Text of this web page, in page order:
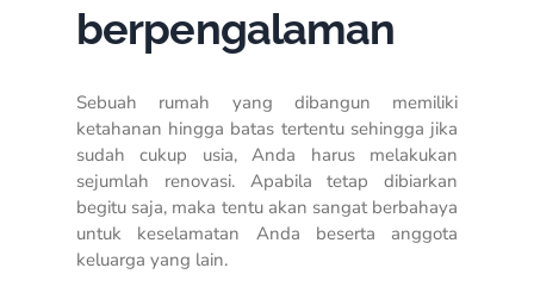
berpengalaman
Sebuah rumah yang dibangun memiliki
ketahanan hingga batas tertentu sehingga jika
sudah cukup usia, Anda harus melakukan
sejumlah renovasi. Apabila tetap dibiarkan
begitu saja, maka tentu akan sangat berbahaya
untuk keselamatan Anda beserta anggota
keluarga yang lain.